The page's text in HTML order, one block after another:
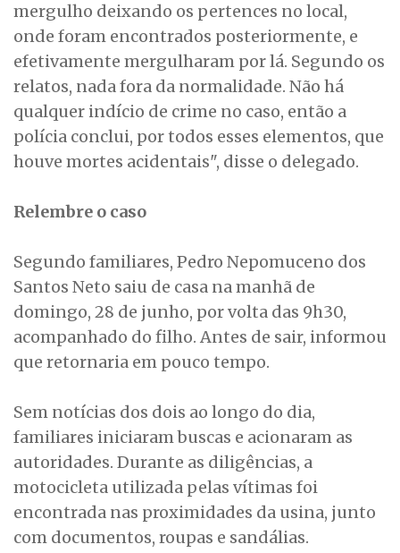
mergulho deixando os pertences no local,
onde foram encontrados posteriormente, e
efetivamente mergulharam por lá. Segundo os
relatos, nada fora da normalidade. Não há
qualquer indício de crime no caso, então a
polícia conclui, por todos esses elementos, que
houve mortes acidentais", disse o delegado.
Relembre o caso
Segundo familiares, Pedro Nepomuceno dos
Santos Neto saiu de casa na manhã de
domingo, 28 de junho, por volta das 9h30,
acompanhado do filho. Antes de sair, informou
que retornaria em pouco tempo.
Sem notícias dos dois ao longo do dia,
familiares iniciaram buscas e acionaram as
autoridades. Durante as diligências, a
motocicleta utilizada pelas vítimas foi
encontrada nas proximidades da usina, junto
com documentos, roupas e sandálias.